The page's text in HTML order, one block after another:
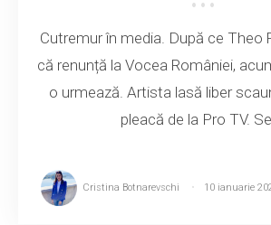
Cutremur în media. După ce Theo
că renunță la Vocea României,
o urmează. Artista lasă liber
pleacă de la Pro TV.
Cristina Botnarevschi 10 ianuarie